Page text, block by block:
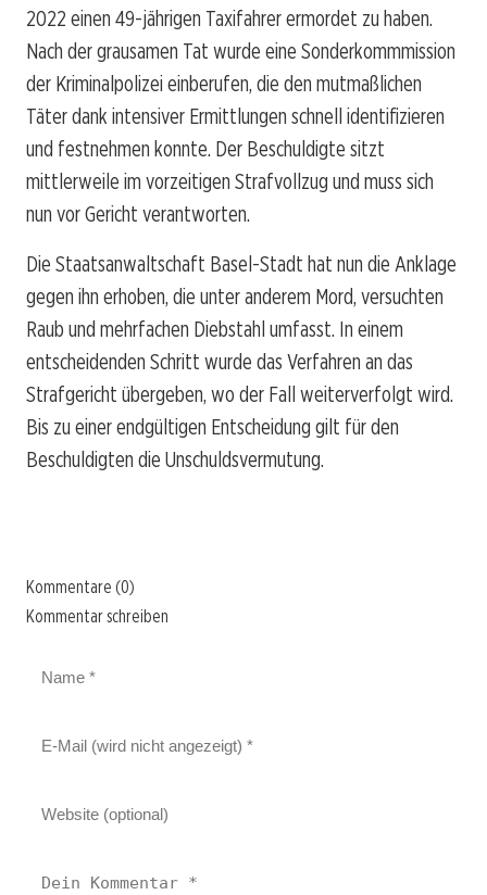
2022 einen 49-jährigen Taxifahrer ermordet zu haben.
Nach der grausamen Tat wurde eine Sonderkommmission
der Kriminalpolizei einberufen, die den mutmaßlichen
Täter dank intensiver Ermittlungen schnell identifizieren
und festnehmen konnte. Der Beschuldigte sitzt
mittlerweile im vorzeitigen Strafvollzug und muss sich
nun vor Gericht verantworten.
Die Staatsanwaltschaft Basel-Stadt hat nun die Anklage
gegen ihn erhoben, die unter anderem Mord, versuchten
Raub und mehrfachen Diebstahl umfasst. In einem
entscheidenden Schritt wurde das Verfahren an das
Strafgericht übergeben, wo der Fall weiterverfolgt wird.
Bis zu einer endgültigen Entscheidung gilt für den
Beschuldigten die Unschuldsvermutung.
Kommentare (0)
Kommentar schreiben